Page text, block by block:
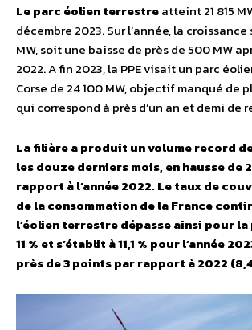
Le parc éolien terrestreatteint 21 815
décembre 2023. Sur l’année, la croissance
MW, soit une baisse de près de 500 MW
2022. A fin 2023, la PPE visait un parc
Corse de 24 100 MW, objectif manqué de
qui correspond à près d’un an et demi de
La filière a produit un volume record
les douze derniers mois, en hausse de
rapport à l’année 2022. Le taux de
de la consommation de la France
l’éolien terrestre dépasse ainsi pour
11 % et s’établit à 11,1 % pour l’année
près de 3 points par rapport à 2022